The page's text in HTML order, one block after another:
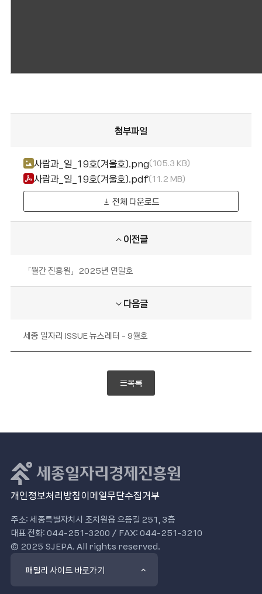
첨부파일
사람과_일_19호(겨울호).png 105.3 KB
사람과_일_19호(겨울호).pdf 11.2 MB
전체 다운로드
이전글
「월간 진흥원」2025년 연말호
다음글
세종 일자리 ISSUE 뉴스레터 - 9월호
목록
개인정보처리방침이메일무단수집거부
주소: 세종특별자치시 조치원읍 으뜸길 251, 3층
대표 전화: 044-251-3200 / FAX: 044-251-3210
© 2025 SJEPA. All rights reserved.
패밀리 사이트 바로가기